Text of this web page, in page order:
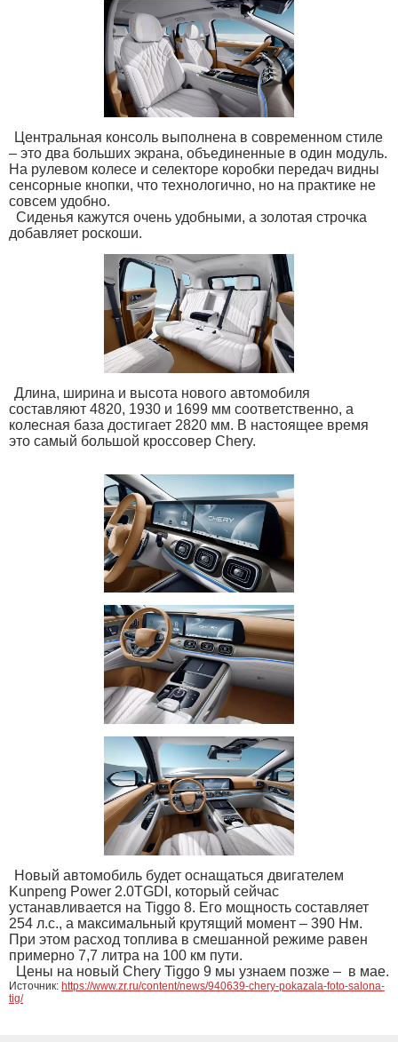
Центральная консоль выполнена в современном стиле
– это два больших экрана, объединенные в один модуль.
На рулевом колесе и селекторе коробки передач видны
сенсорные кнопки, что технологично, но на практике не
совсем удобно.
Сиденья кажутся очень удобными, а золотая строчка
добавляет роскоши.
Длина, ширина и высота нового автомобиля
составляют 4820, 1930 и 1699 мм соответственно, а
колесная база достигает 2820 мм. В настоящее время
это самый большой кроссовер Chery.
Новый автомобиль будет оснащаться двигателем
Kunpeng Power 2.0TGDI, который сейчас
устанавливается на Tiggo 8. Его мощность составляет
254 л.с., а максимальный крутящий момент – 390 Нм.
При этом расход топлива в смешанной режиме равен
примерно 7,7 литра на 100 км пути.
Цены на новый Chery Tiggo 9 мы узнаем позже – в мае.
Источник: https://www.zr.ru/content/news/940639-chery-pokazala-foto-salona-
tig/